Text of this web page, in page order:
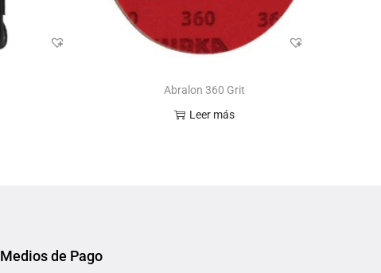
Abralon 360 Grit
Leer más
Medios de Pago